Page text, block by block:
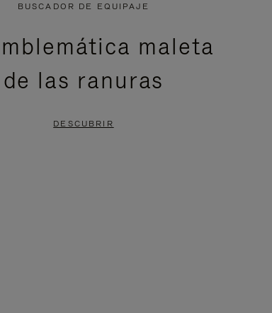
BUSCADOR DE EQUIPAJE
maleta
de las ranuras
DESCUBRIR